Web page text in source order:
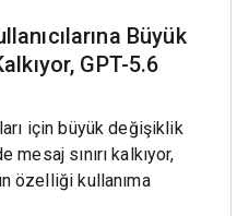
Büyük
GPT-5.6
için büyük değişiklik
sınırı kalkıyor,
özelliği kullanıma